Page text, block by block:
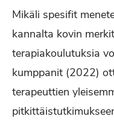
Mikäli spesifit
kannalta kovin
terapiakoulutuksia
kumppanit (2022)
terapeuttien